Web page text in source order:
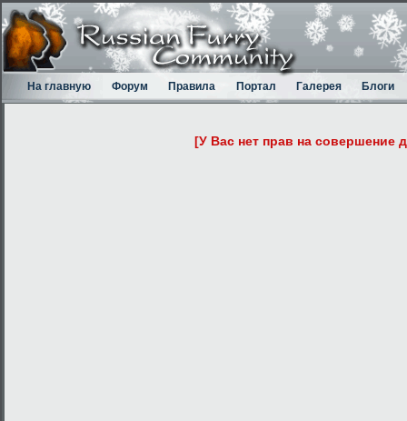
На главную Форум Правила Портал Галерея Блоги
[У Вас нет прав на совершение